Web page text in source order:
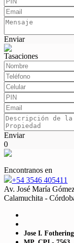
Enviar
Tasaciones
Enviar
0
Encontranos en
+54 3546 405411
Av. José María
Calamuchita -
Jose I.